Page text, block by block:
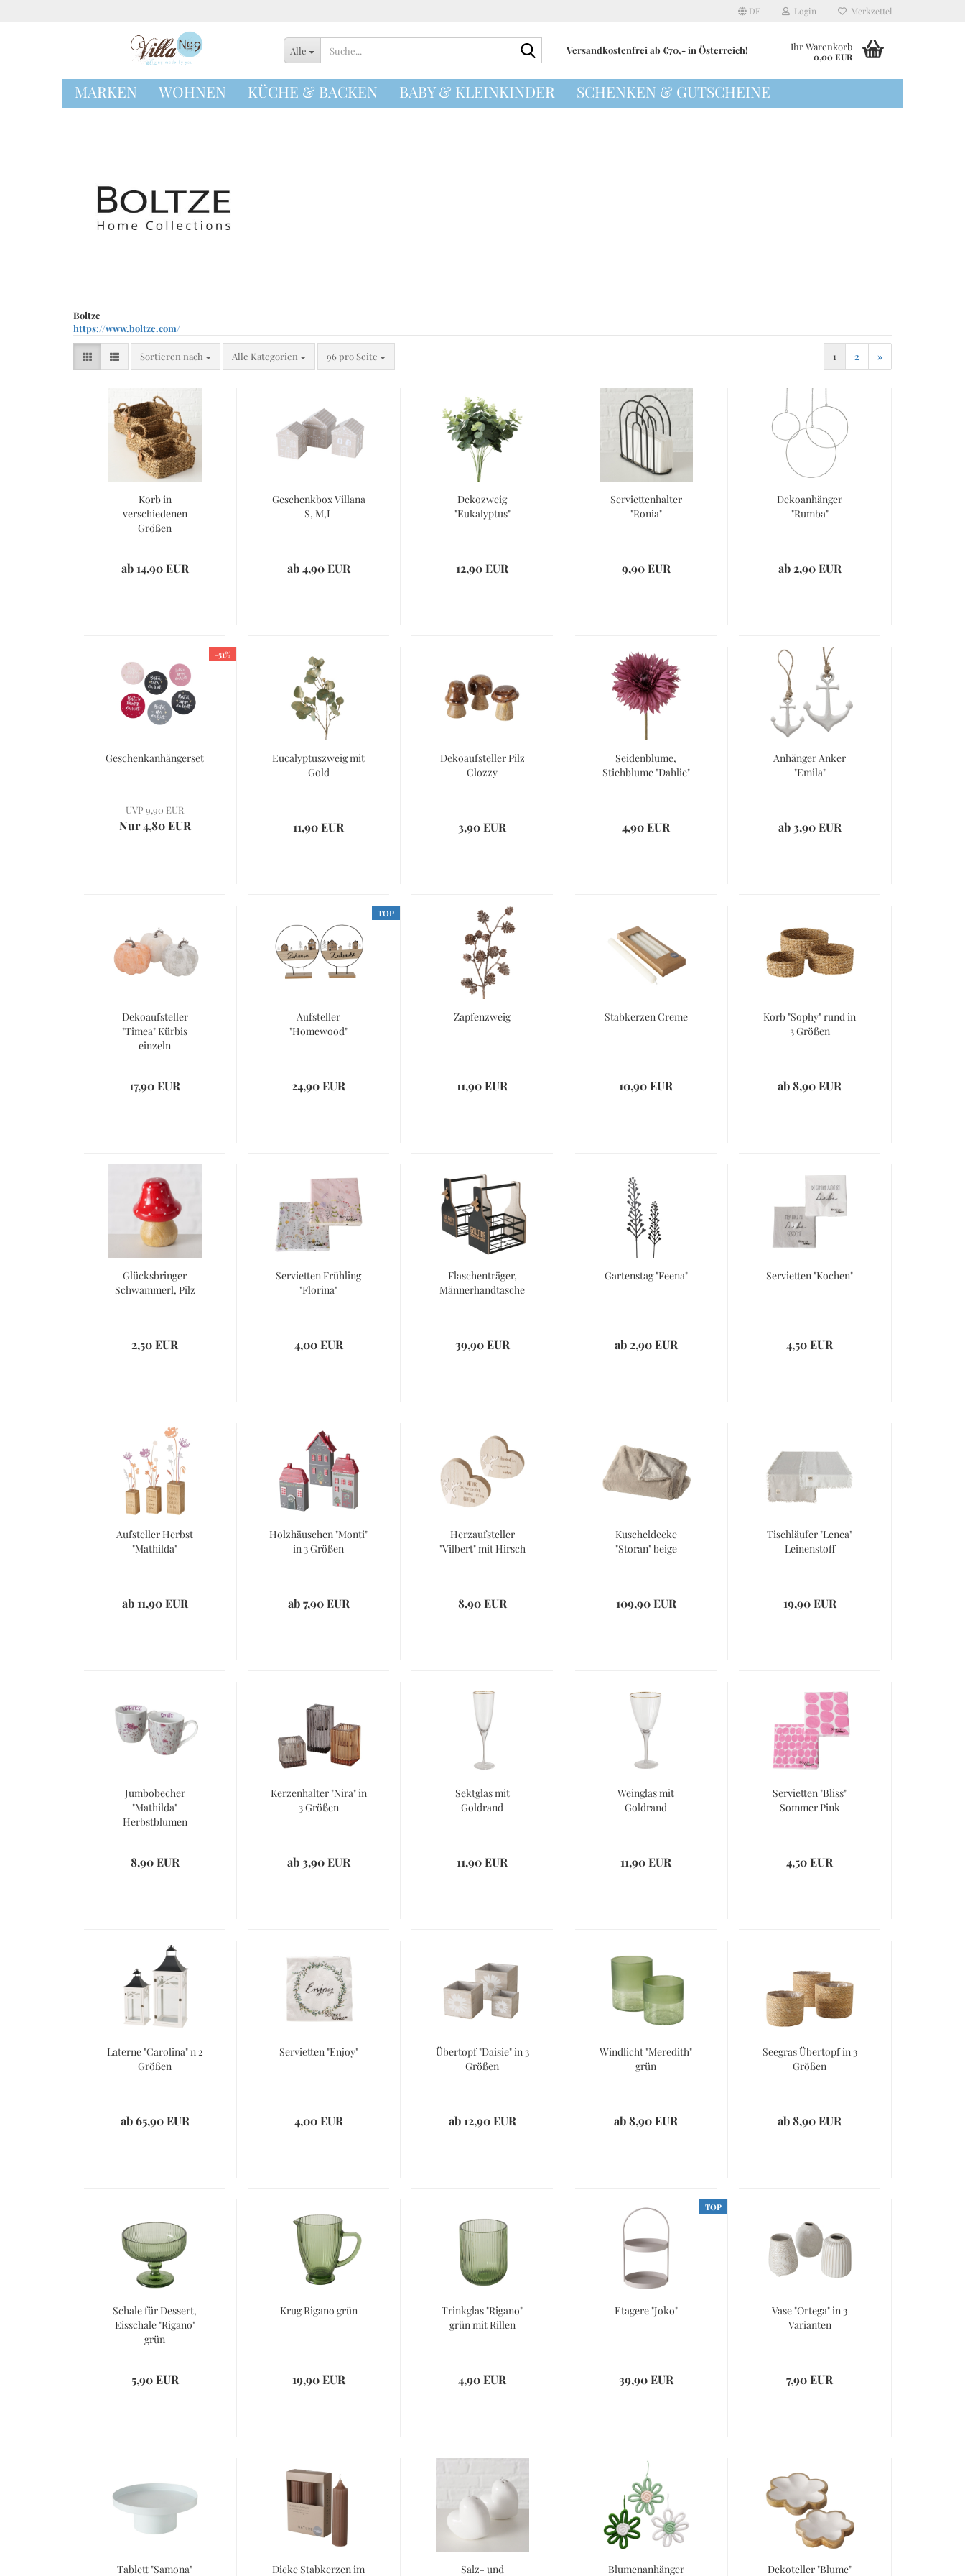
DE Login Merkzettel
Alle Versandkostenfrei ab €70,- in Österreich! Ihr Warenkorb
0,00 EUR
MARKEN WOHNEN
Decken
Handtücher und Spüllappen
Ofenhandschuhe
Schürzen
Tischwäsche
KÜCHE & BACKEN
Thermosbecher
Tortenplatten
Trinkgläser
Vorratsdosen
Zuckerdosen
Tortendekoration
Zuckerperlen
BABY & KLEINKINDER SCHENKEN & GUTSCHEINE
Boltze
https://www.boltze.com/
Sortieren nach
Sortieren nach Alle Kategorien 96 pro Seite
pro Seite 1 2 »
Korb in
verschiedenen
Größen
ab 14,90 EUR
Geschenkbox Villana
S, M,L
ab 4,90 EUR
Dekozweig
"Eukalyptus"
12,90 EUR
Serviettenhalter
"Ronia"
9,90 EUR
Dekoanhänger
"Rumba"
ab 2,90 EUR
-51%
Geschenkanhängerset
UVP 9,90 EUR
Nur 4,80 EUR
Eucalyptuszweig mit
Gold
11,90 EUR
Dekoaufsteller Pilz
Clozzy
3,90 EUR
Seidenblume,
Stiehblume "Dahlie"
4,90 EUR
Anhänger Anker
"Emila"
ab 3,90 EUR
Dekoaufsteller
"Timea" Kürbis
einzeln
17,90 EUR
TOP
Aufsteller
"Homewood"
24,90 EUR
Zapfenzweig
11,90 EUR
Stabkerzen Creme
10,90 EUR
Korb "Sophy" rund in
3 Größen
ab 8,90 EUR
Glücksbringer
Schwammerl, Pilz
2,50 EUR
Servietten Frühling
"Florina"
4,00 EUR
Flaschenträger,
Männerhandtasche
39,90 EUR
Gartenstag "Feena"
ab 2,90 EUR
Servietten "Kochen"
4,50 EUR
Aufsteller Herbst
"Mathilda"
ab 11,90 EUR
Holzhäuschen "Monti"
in 3 Größen
ab 7,90 EUR
Herzaufsteller
"Vilbert" mit Hirsch
8,90 EUR
Kuscheldecke
"Storan" beige
109,90 EUR
Tischläufer "Lenea"
Leinenstoff
19,90 EUR
Jumbobecher
"Mathilda"
Herbstblumen
8,90 EUR
Kerzenhalter "Nira" in
3 Größen
ab 3,90 EUR
Sektglas mit
Goldrand
11,90 EUR
Weinglas mit
Goldrand
11,90 EUR
Servietten "Bliss"
Sommer Pink
4,50 EUR
Laterne "Carolina" n 2
Größen
ab 65,90 EUR
Servietten "Enjoy"
4,00 EUR
Übertopf "Daisie" in 3
Größen
ab 12,90 EUR
Windlicht "Meredith"
grün
ab 8,90 EUR
Seegras Übertopf in 3
Größen
ab 8,90 EUR
Schale für Dessert,
Eisschale "Rigano"
grün
5,90 EUR
Krug Rigano grün
19,90 EUR
Trinkglas "Rigano"
grün mit Rillen
4,90 EUR
TOP
Etagere "Joko"
39,90 EUR
Vase "Ortega" in 3
Varianten
7,90 EUR
Tablett "Samona" Dicke Stabkerzen im Salz- und Blumenanhänger Dekoteller "Blume"